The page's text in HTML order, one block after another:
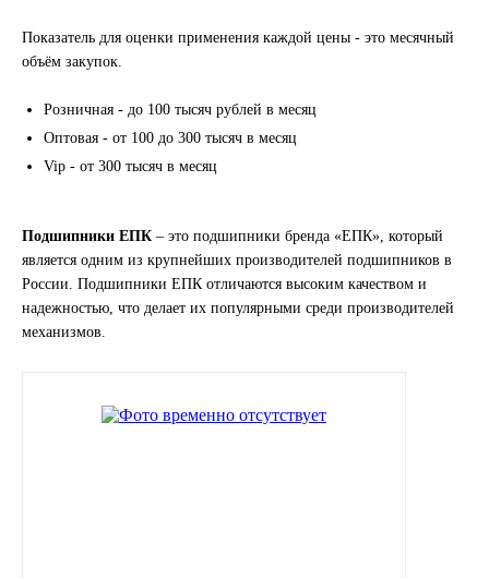
MANNOL
MOTUL
OIL RIGHT
Показатель для оценки применения каждой цены - это месячный
объём закупок.
Розничная - до 100 тысяч рублей в месяц
Оптовая - от 100 до 300 тысяч в месяц
Vip - от 300 тысяч в месяц
Подшипники ЕПК – это подшипники бренда «ЕПК», который
является одним из крупнейших производителей подшипников в
России. Подшипники ЕПК отличаются высоким качеством и
надежностью, что делает их популярными среди производителей
механизмов.